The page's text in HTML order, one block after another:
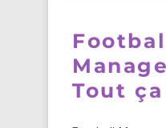
Tout